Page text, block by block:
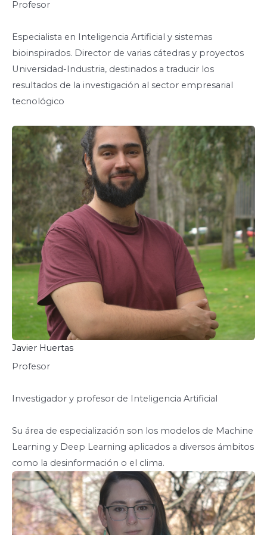
Profesor
Especialista en Inteligencia Artificial y sistemas
bioinspirados. Director de varias cátedras y proyectos
Universidad-Industria, destinados a traducir los
resultados de la investigación al sector empresarial
tecnológico
Javier Huertas
Profesor
Investigador y profesor de Inteligencia Artificial
Su área de especialización son los modelos de Machine
Learning y Deep Learning aplicados a diversos ámbitos
como la desinformación o el clima.